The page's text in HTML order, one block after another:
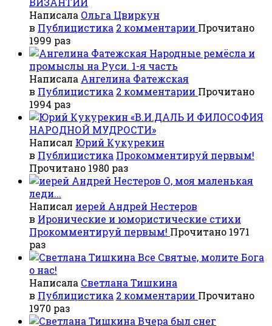
Написала Ольга Цвиркун
в Публицистика 2 комментарии Прочитано
1999 раз
Народные ремёсла и
промыслы на Руси. 1-я часть
Написала Ангелина Фатежская
в Публицистика 2 комментарии Прочитано
1994 раз
«В.И.ДАЛЬ И ФИЛОСОФИЯ
НАРОДНОЙ МУДРОСТИ»
Написал Юрий Кукурекин
в Публицистика Прокомментируй первым!
Прочитано 1980 раз
О, моя маленькая
леди...
Написал иерей Андрей Нестеров
в Иронические и юмористические стихи
Прокомментируй первым! Прочитано 1971
раз
Все Святые, молите Бога
о нас!
Написала Светлана Тишкина
в Публицистика 2 комментарии Прочитано
1970 раз
Вчера был снег